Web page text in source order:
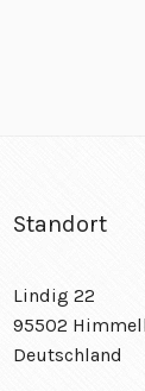
Standort
Lindig 22
95502
Deutschland